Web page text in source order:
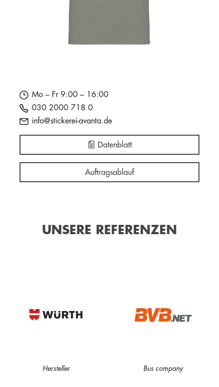
Mo – Fr 9:00 – 16:00
030 2000 718 0
info@stickerei-avanta.de
Datenblatt
Auftragsablauf
UNSERE REFERENZEN
Hersteller Bus company